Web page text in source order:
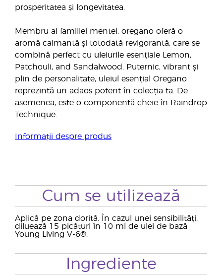
prosperitatea și longevitatea.
Membru al familiei mentei, oregano oferă o
aromă calmantă și totodată revigorantă, care se
combină perfect cu uleiurile esențiale Lemon,
Patchouli, and Sandalwood. Puternic, vibrant și
plin de personalitate, uleiul esențial Oregano
reprezintă un adaos potent în colecția ta. De
asemenea, este o componentă cheie în Raindrop
Technique.
Informații despre produs
Cum se utilizează
Aplică pe zona dorită. În cazul unei sensibilități,
diluează 15 picături în 10 ml de ulei de bază
Young Living V-6®.
Ingrediente